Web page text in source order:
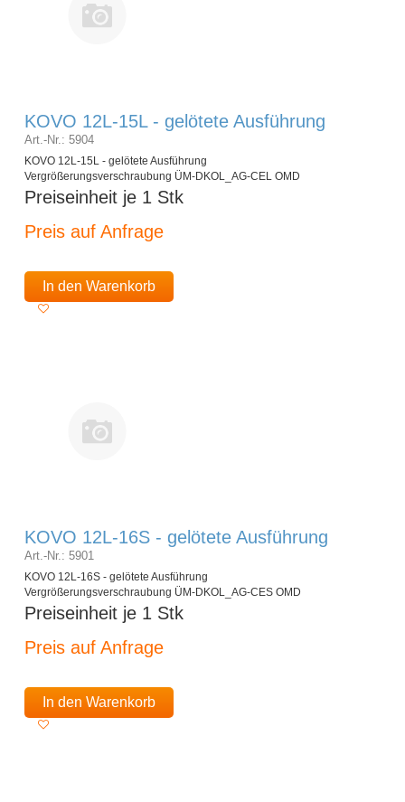
KOVO 12L-15L - gelötete Ausführung
Art.-Nr.: 5904
KOVO 12L-15L - gelötete Ausführung
Vergrößerungsverschraubung ÜM-DKOL_AG-CEL OMD
Preiseinheit je 1 Stk
Preis auf Anfrage
In den Warenkorb
KOVO 12L-16S - gelötete Ausführung
Art.-Nr.: 5901
KOVO 12L-16S - gelötete Ausführung
Vergrößerungsverschraubung ÜM-DKOL_AG-CES OMD
Preiseinheit je 1 Stk
Preis auf Anfrage
In den Warenkorb